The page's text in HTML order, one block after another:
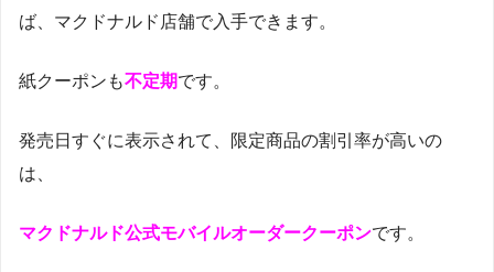
ば、マクドナルド店舗で入手できます。
紙クーポンも不定期です。
発売日すぐに表示されて、限定商品の割引率が高いの
は、
マクドナルド公式モバイルオーダークーポンです。